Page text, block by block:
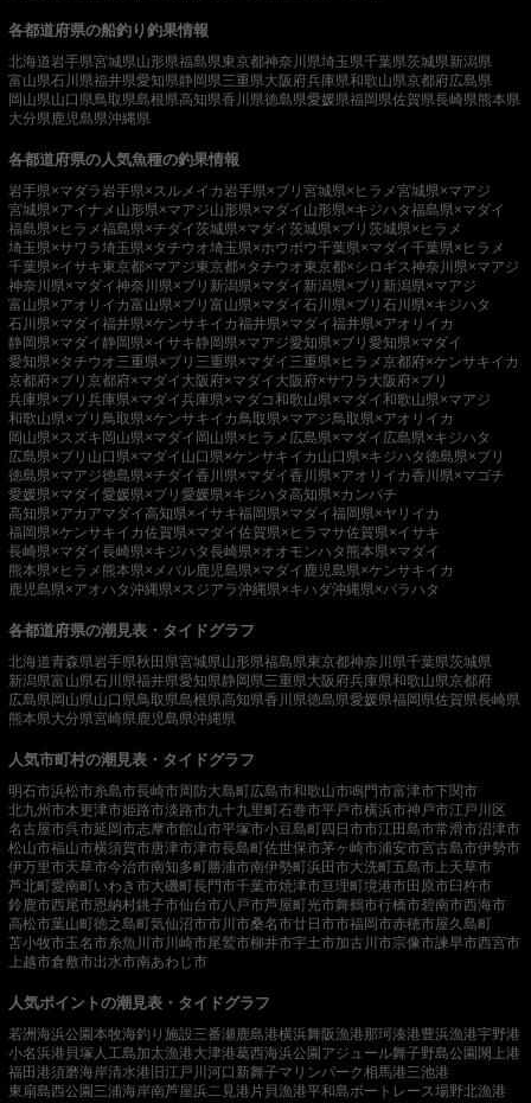
各都道府県の船釣り釣果情報
北海道岩手県宮城県山形県福島県東京都神奈川県埼玉県千葉県茨城県新潟県
富山県石川県福井県愛知県静岡県三重県大阪府兵庫県和歌山県京都府広島県
岡山県山口県鳥取県島根県高知県香川県徳島県愛媛県福岡県佐賀県長崎県熊本県
大分県鹿児島県沖縄県
各都道府県の人気魚種の釣果情報
岩手県×マダラ岩手県×スルメイカ岩手県×ブリ 宮城県×ヒラメ宮城県×マアジ
宮城県×アイナメ 山形県×マアジ山形県×マダイ 山形県×キジハタ福島県×マダイ
福島県×ヒラメ福島県×チダイ茨城県×マダイ茨城県×ブリ 茨城県×ヒラメ
埼玉県×サワラ埼玉県×タチウオ埼玉県×ホウボウ千葉県×マダイ千葉県×ヒラメ
千葉県×イサキ東京都×マアジ東京都×タチウオ東京都×シロギス神奈川県×マアジ
神奈川県×マダイ神奈川県×ブリ 新潟県×マダイ 新潟県×ブリ 新潟県×マアジ
富山県×アオリイカ富山県×ブリ 富山県×マダイ石川県×ブリ 石川県×キジハタ
石川県×マダイ福井県×ケンサキイカ福井県×マダイ福井県×アオリイカ
静岡県×マダイ 静岡県×イサキ静岡県×マアジ愛知県×ブリ 愛知県×マダイ
愛知県×タチウオ三重県×ブリ 三重県×マダイ 三重県×ヒラメ京都府×ケンサキイカ
京都府×ブリ 京都府×マダイ 大阪府×マダイ 大阪府×サワラ 大阪府×ブリ
兵庫県×ブリ 兵庫県×マダイ兵庫県×マダコ和歌山県×マダイ和歌山県×マアジ
和歌山県×ブリ 鳥取県×ケンサキイカ鳥取県×マアジ鳥取県×アオリイカ
岡山県×スズキ 岡山県×マダイ 岡山県×ヒラメ 広島県×マダイ 広島県×キジハタ
広島県×ブリ 山口県×マダイ 山口県×ケンサキイカ 山口県×キジハタ徳島県×ブリ
徳島県×マアジ徳島県×チダイ香川県×マダイ香川県×アオリイカ香川県×マゴチ
愛媛県×マダイ愛媛県×ブリ 愛媛県×キジハタ高知県×カンパチ
高知県×アカアマダイ高知県×イサキ福岡県×マダイ福岡県×ヤリイカ
福岡県×ケンサキイカ佐賀県×マダイ佐賀県×ヒラマサ佐賀県×イサキ
長崎県×マダイ長崎県×キジハタ長崎県×オオモンハタ 熊本県×マダイ
熊本県×ヒラメ 熊本県×メバル鹿児島県×マダイ 鹿児島県×ケンサキイカ
鹿児島県×アオハタ沖縄県×スジアラ沖縄県×キハダ沖縄県×バラハタ
各都道府県の潮見表・タイドグラフ
北海道青森県岩手県秋田県宮城県山形県福島県東京都神奈川県千葉県茨城県
新潟県富山県石川県福井県愛知県静岡県三重県大阪府兵庫県和歌山県京都府
広島県岡山県山口県鳥取県島根県高知県香川県徳島県愛媛県福岡県佐賀県長崎県
熊本県大分県宮崎県鹿児島県沖縄県
人気市町村の潮見表・タイドグラフ
明石市浜松市糸島市長崎市周防大島町広島市和歌山市鳴門市富津市下関市
北九州市木更津市姫路市淡路市九十九里町石巻市平戸市横浜市神戸市江戸川区
名古屋市呉市延岡市志摩市館山市平塚市小豆島町四日市市江田島市常滑市沼津市
松山市福山市横須賀市唐津市津市長島町佐世保市茅ヶ崎市浦安市宮古島市伊勢市
伊万里市天草市今治市南知多町勝浦市南伊勢町浜田市大洗町五島市 上天草市
芦北町愛南町いわき市大磯町長門市千葉市焼津市亘理町境港市田原市臼杵市
鈴鹿市西尾市恩納村銚子市仙台市八戸市芦屋町光市舞鶴市行橋市碧南市西海市
高松市葉山町徳之島町気仙沼市市川市桑名市廿日市市福岡市赤穂市屋久島町
苫小牧市玉名市糸魚川市川崎市尾鷲市柳井市宇土市加古川市宗像市諫早市西宮市
上越市倉敷市出水市南あわじ市
人気ポイントの潮見表・タイドグラフ
若洲海浜公園本牧海釣り施設三番瀬鹿島港横浜舞阪漁港那珂湊港豊浜漁港宇野港
小名浜港 貝塚人工島加太漁港大津港葛西海浜公園 アジュール舞子野島公園 閖上港
福田港須磨海岸清水港 旧江戸川河口 新舞子マリンパーク相馬港三池港
東扇島西公園 三浦海岸南芦屋浜二見港 片貝漁港平和島ボートレース場野北漁港